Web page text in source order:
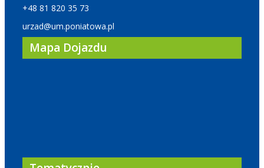
+48 81 820 35 73
urzad@um.poniatowa.pl
Mapa Dojazdu